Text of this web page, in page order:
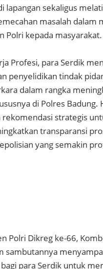
lapangan sekaligus
masalah dalam
Polri kepada masyarakat.
Profesi, para Serdik
penyelidikan tindak
dalam rangka
di Polres Badung.
rekomendasi strategis
transparansi
yang semakin
Polri Dikreg ke-66,
sambutannya
para Serdik untuk